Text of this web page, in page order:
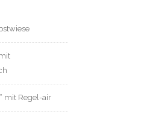
mit Regel-air